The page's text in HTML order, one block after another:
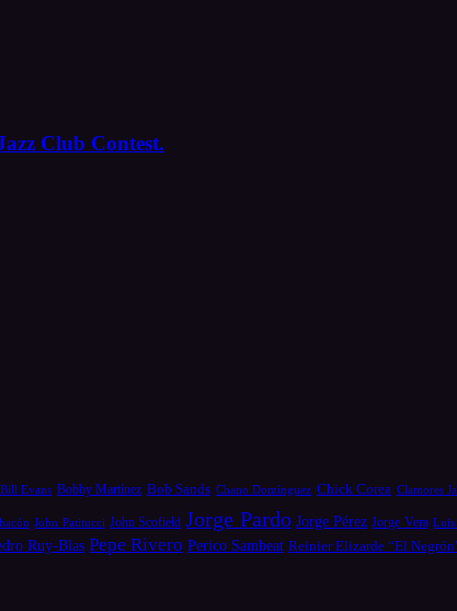
Club Contest.
Bill Evans Bobby Martínez Bob Sands Chano Domínguez Chick Corea Clamores
John Patitucci John Scofield Jorge Pardo Jorge Pérez Jorge Vera Luis
Ruy-Blas Pepe Rivero Perico Sambeat Reinier Elizarde “El